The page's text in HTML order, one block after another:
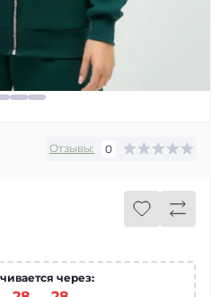
Отзывы: 0
через: